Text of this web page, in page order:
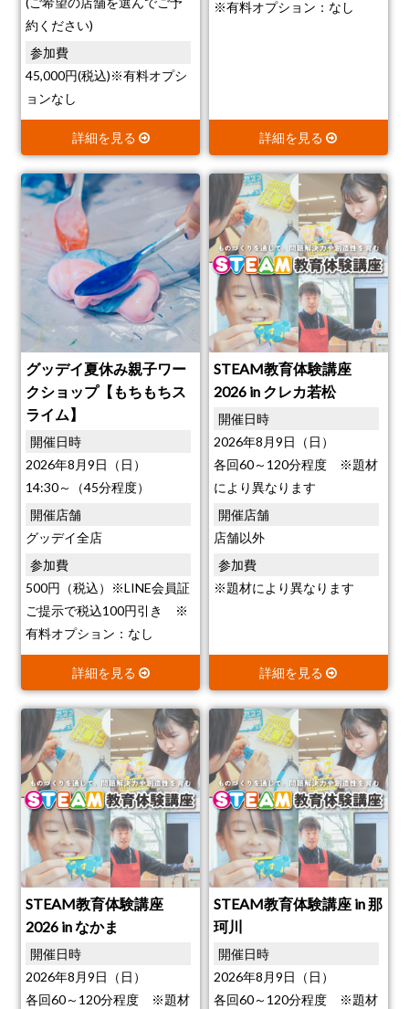
約ください)
参加費
45,000円(税込)※有料オプシ
ョンなし
詳細を見る
※有料オプション：なし
詳細を見る
グッデイ夏休み親子ワー
クショップ【もちもちス
ライム】
開催日時
2026年8月9日（日）
14:30～（45分程度）
開催店舗
グッデイ全店
参加費
500円（税込）※LINE会員証
ご提示で税込100円引き ※
有料オプション：なし
詳細を見る
STEAM教育体験講座
2026 in クレカ若松
開催日時
2026年8月9日（日）
各回60～120分程度 ※題材
により異なります
開催店舗
店舗以外
参加費
※題材により異なります
詳細を見る
STEAM教育体験講座
2026 in なかま
開催日時
2026年8月9日（日）
各回60～120分程度 ※題材
STEAM教育体験講座 in 那
珂川
開催日時
2026年8月9日（日）
各回60～120分程度 ※題材